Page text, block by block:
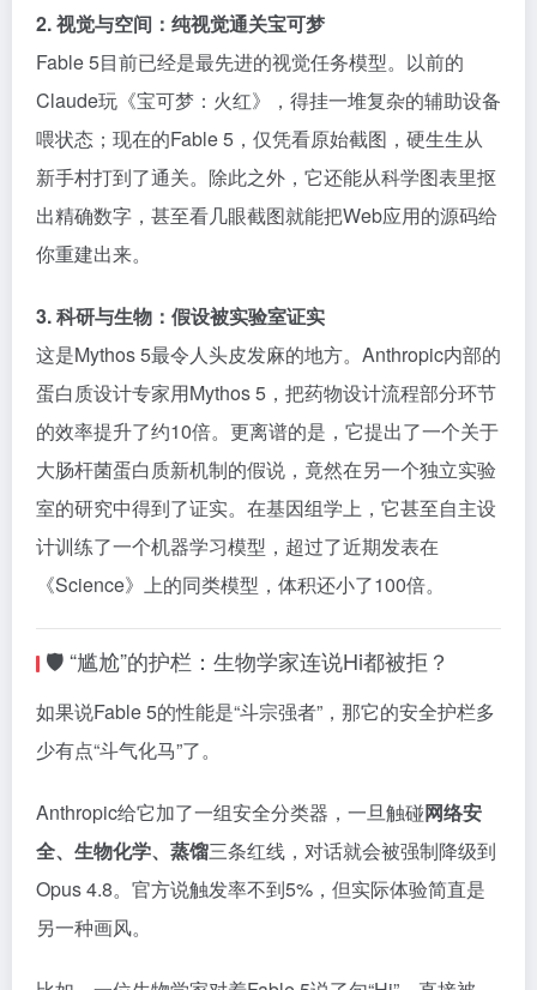
2. 视觉与空间：纯视觉通关宝可梦
Fable 5目前已经是最先进的视觉任务模型。以前的
Claude玩《宝可梦：火红》，得挂一堆复杂的辅助设备
喂状态；现在的Fable 5，仅凭看原始截图，硬生生从
新手村打到了通关。除此之外，它还能从科学图表里抠
出精确数字，甚至看几眼截图就能把Web应用的源码给
你重建出来。
3. 科研与生物：假设被实验室证实
这是Mythos 5最令人头皮发麻的地方。Anthropic内部的
蛋白质设计专家用Mythos 5，把药物设计流程部分环节
的效率提升了约10倍。更离谱的是，它提出了一个关于
大肠杆菌蛋白质新机制的假说，竟然在另一个独立实验
室的研究中得到了证实。在基因组学上，它甚至自主设
计训练了一个机器学习模型，超过了近期发表在
《Science》上的同类模型，体积还小了100倍。
🛡️ “尴尬”的护栏：生物学家连说Hi都被拒？
如果说Fable 5的性能是“斗宗强者”，那它的安全护栏多
少有点“斗气化马”了。
Anthropic给它加了一组安全分类器，一旦触碰网络安
全、生物化学、蒸馏三条红线，对话就会被强制降级到
Opus 4.8。官方说触发率不到5%，但实际体验简直是
另一种画风。